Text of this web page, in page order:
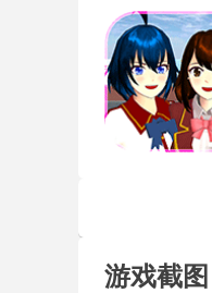
游戏截图